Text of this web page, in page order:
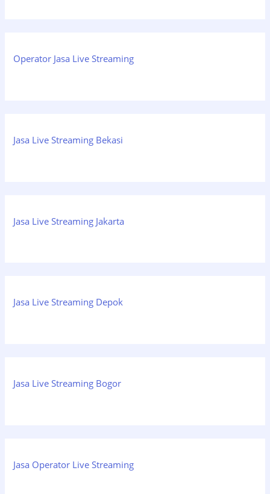
Operator Jasa Live Streaming
Jasa Live Streaming Bekasi
Jasa Live Streaming Jakarta
Jasa Live Streaming Depok
Jasa Live Streaming Bogor
Jasa Operator Live Streaming